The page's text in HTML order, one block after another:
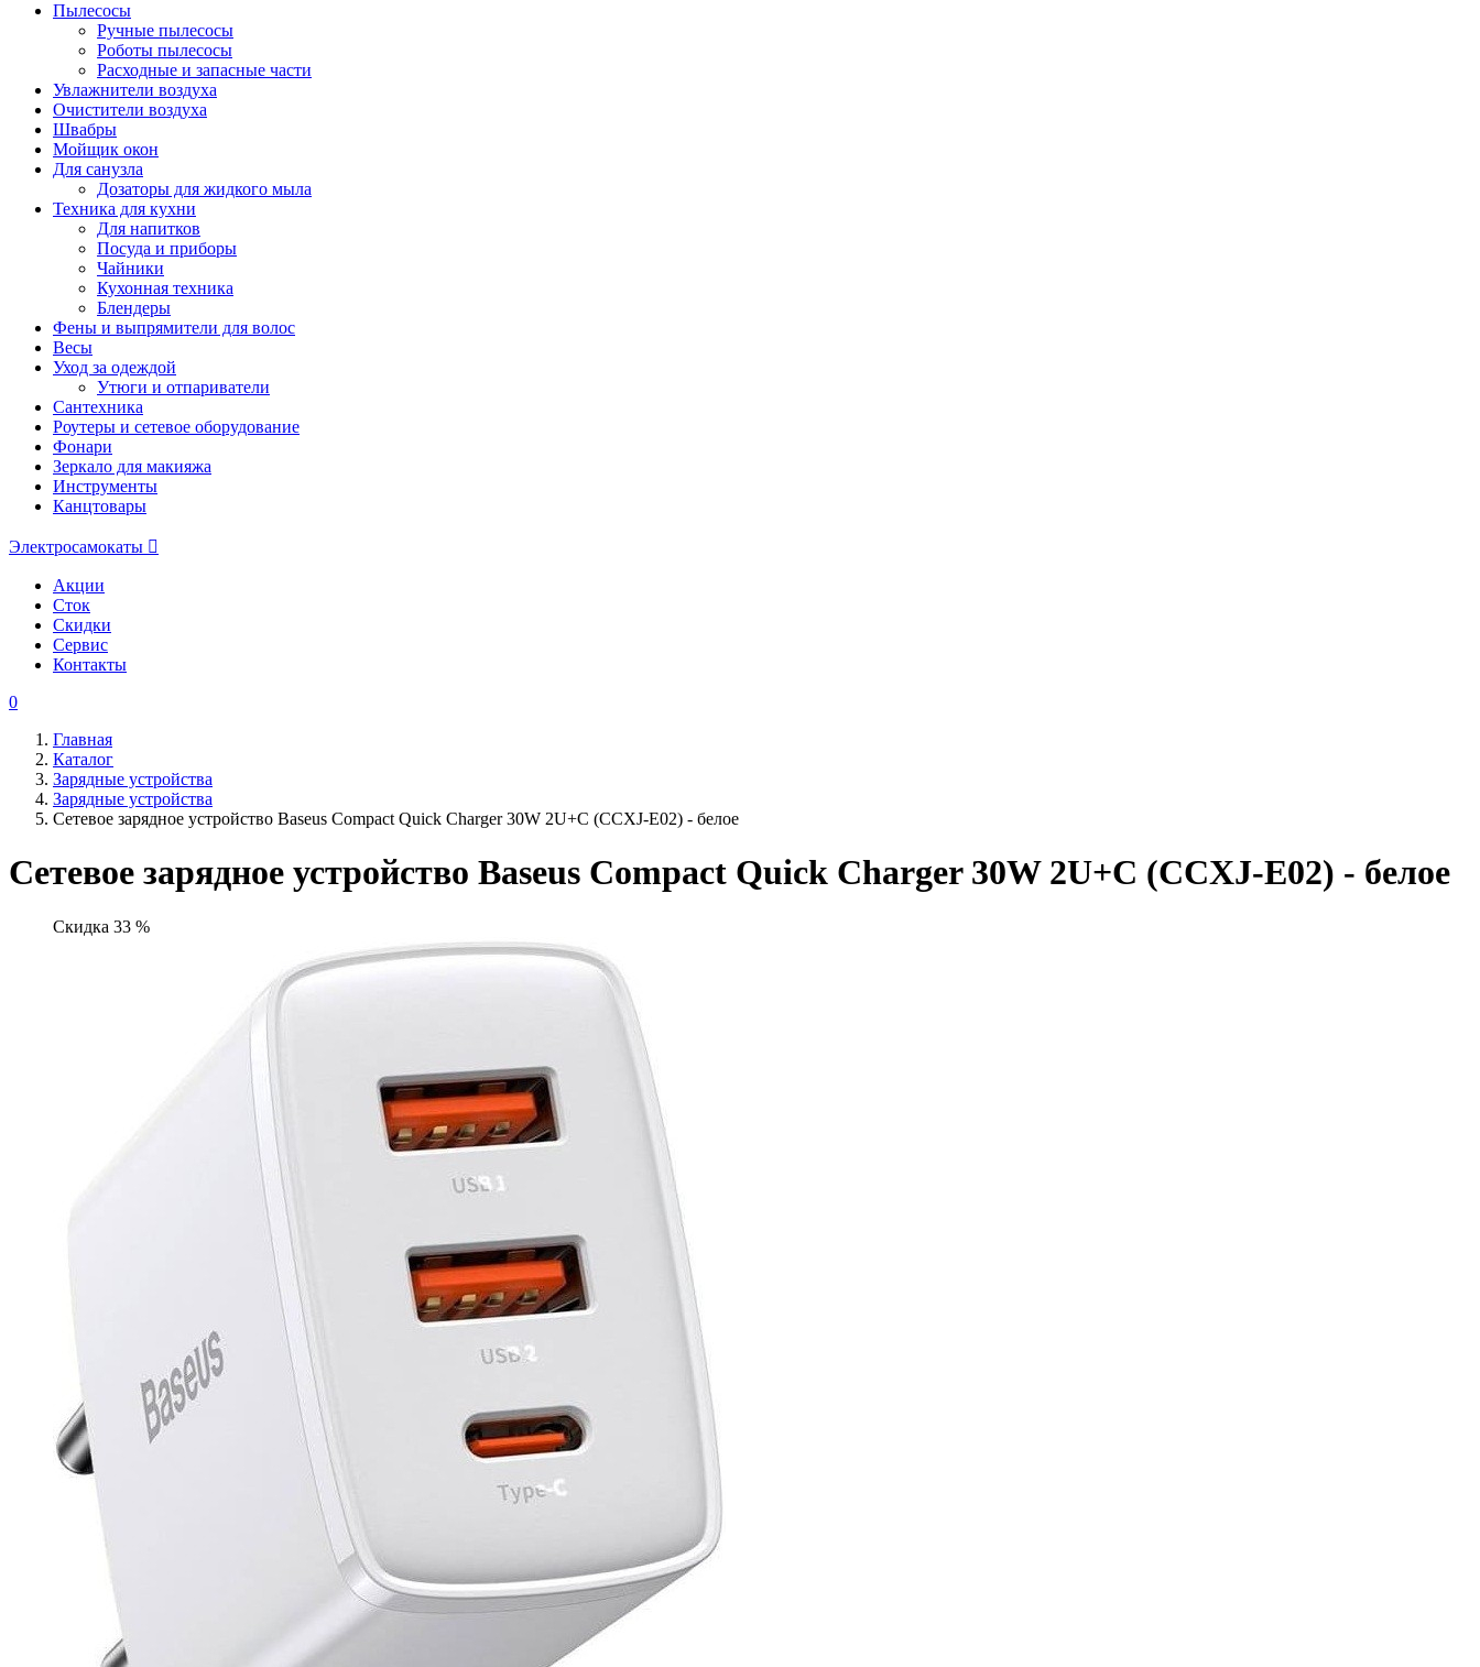
Пылесосы
Ручные пылесосы
Роботы пылесосы
Расходные и запасные части
Увлажнители воздуха
Очистители воздуха
Швабры
Мойщик окон
Для санузла
Дозаторы для жидкого мыла
Техника для кухни
Для напитков
Посуда и приборы
Чайники
Кухонная техника
Блендеры
Фены и выпрямители для волос
Весы
Уход за одеждой
Утюги и отпариватели
Сантехника
Роутеры и сетевое оборудование
Фонари
Зеркало для макияжа
Инструменты
Канцтовары
Электросамокаты
Акции
Сток
Скидки
Сервис
Контакты
0
Главная
Каталог
Зарядные устройства
Зарядные устройства
Сетевое зарядное устройство Baseus Compact Quick Charger 30W 2U+C (CCXJ-E02) - белое
Сетевое зарядное устройство Baseus Compact Quick Charger 30W 2U+C (CCXJ-E02) - белое
Скидка 33 %